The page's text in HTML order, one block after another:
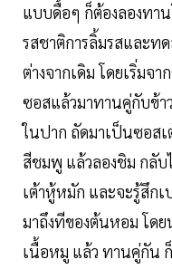
แบบดื้อๆ ก็ต้องลองทา
รสชาติการลิ้มรสและท
ต่างจากเดิม โดยเริ่มจ
ซอสแล้วมาทานคู่กับข้
ในปาก ถัดมาเป็นซอส
สีชมพู แล้วลองชิม กลับ
เต้าหู้หมัก และจะรู้สึก
มาถึงทีของต้นหอม โด
เนื้อหมู แล้ว ทานคู่กัน